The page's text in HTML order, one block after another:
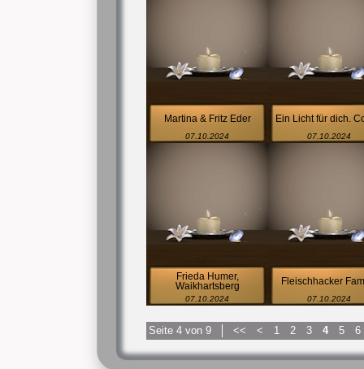
Martina & Fritz Eder
07.10.2024
Ein Licht für dich.
07.10.2024
Frieda Humer,
Waikhartsberg
07.10.2024
Fleischhacker
07.10.2024
Seite 4 von 9 << < 1 2 3 4 5 6